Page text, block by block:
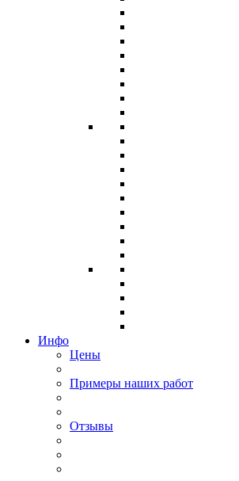
Инфо
Цены
Примеры наших работ
Отзывы